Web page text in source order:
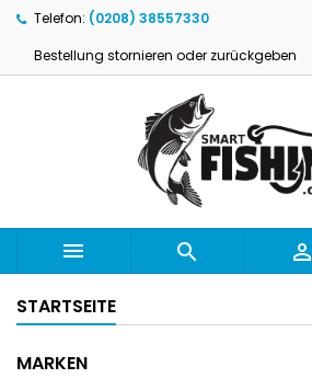
Telefon: (0208) 38557330
Bestellung stornieren oder zurückgeben
  
STARTSEITE
MARKEN